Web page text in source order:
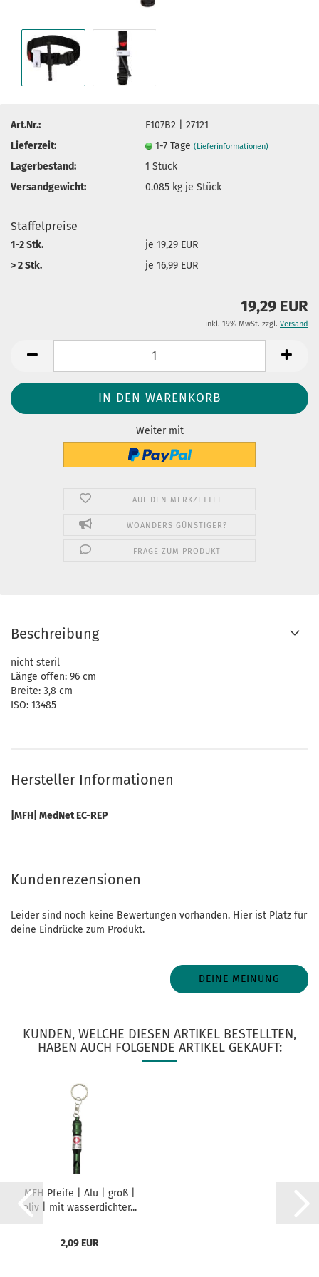
Art.Nr.:
F107B2 | 27121
Lieferzeit:
1-7 Tage(Lieferinformationen)
Lagerbestand: 1Stück
Versandgewicht:
0.085 kg je Stück
Staffelpreise
1-2 Stk.
je 19,29 EUR
> 2 Stk.
je 16,99 EUR
19,29 EUR
inkl. 19% MwSt. zzgl. Versand
Weiter mit
AUF DEN MERKZETTEL
WOANDERS GÜNSTIGER?
FRAGE ZUM PRODUKT
Beschreibung
nicht steril
Länge offen: 96 cm
Breite: 3,8 cm
ISO: 13485
Hersteller Informationen
|MFH| MedNet EC-REP
Kundenrezensionen
Leider sind noch keine Bewertungen vorhanden. Hier ist Platz für
deine Eindrücke zum Produkt.
DEINE MEINUNG
KUNDEN, WELCHE DIESEN ARTIKEL BESTELLTEN,
HABEN AUCH FOLGENDE ARTIKEL GEKAUFT:
MFH Pfeife | Alu | groß |
oliv | mit wasserdichter...
2,09 EUR